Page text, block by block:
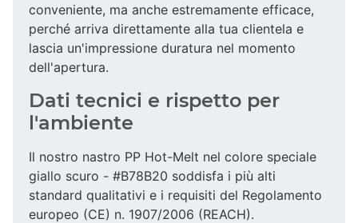
conveniente, ma anche estremamente efficace,
perché arriva direttamente alla tua clientela e
lascia un'impressione duratura nel momento
dell'apertura.
Dati tecnici e rispetto per
l'ambiente
Il nostro nastro PP Hot-Melt nel colore speciale
giallo scuro - #B78B20 soddisfa i più alti
standard qualitativi e i requisiti del Regolamento
europeo (CE) n. 1907/2006 (REACH).